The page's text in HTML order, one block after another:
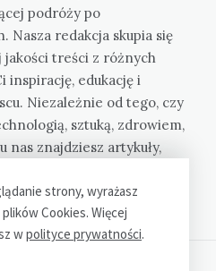
podróży po
Nasza redakcja skupia się
jakości treści z różnych
inspirację, edukację i
Niezależnie od tego, czy
sztuką, zdrowiem,
nas znajdziesz artykuły,
strony, wyrażasz
Cookies. Więcej
wpolityce prywatności.